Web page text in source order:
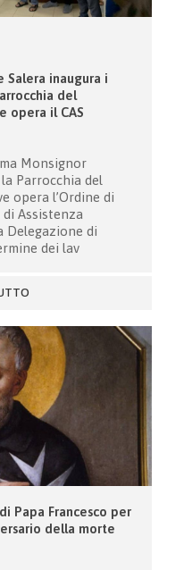
Salera inaugura i
del
opera il CAS
Monsignor
Parrocchia del
opera l’Ordine di
Assistenza
Delegazione di
dei lav
Papa Francesco per
della morte